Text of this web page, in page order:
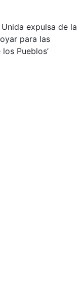
expulsa de la
para las
Pueblos’